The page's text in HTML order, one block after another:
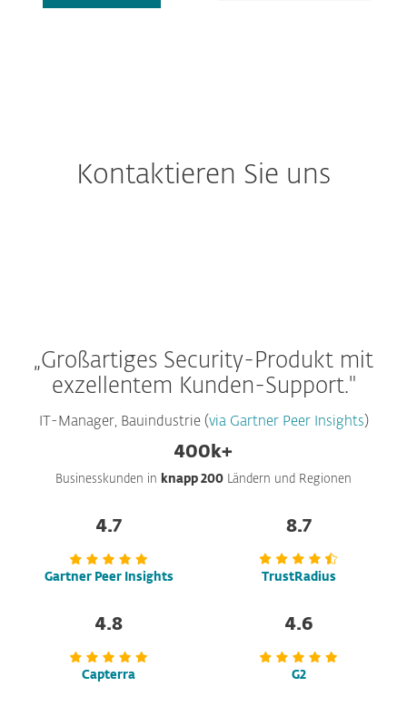
Kontaktieren Sie uns
„Großartiges Security-Produkt mit
exzellentem Kunden-Support."
IT-Manager, Bauindustrie (via Gartner Peer Insights )
400k+
Businesskunden in knapp 200 Ländern und Regionen
4.7
Gartner Peer Insights
8.7
TrustRadius
4.8
Capterra
4.6
G2